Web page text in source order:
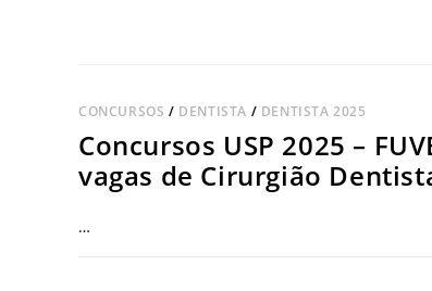
CONCURSOS / DENTISTA / DENTISTA 2025
Concursos USP 2025 –
vagas de Cirurgião
…